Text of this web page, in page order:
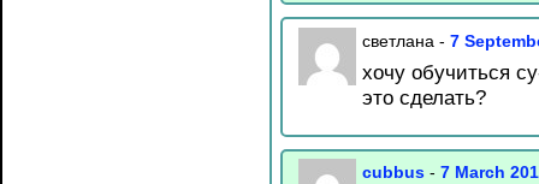
светлана - 7
хочу обучиться
это сделать?
cubbus - 7 March